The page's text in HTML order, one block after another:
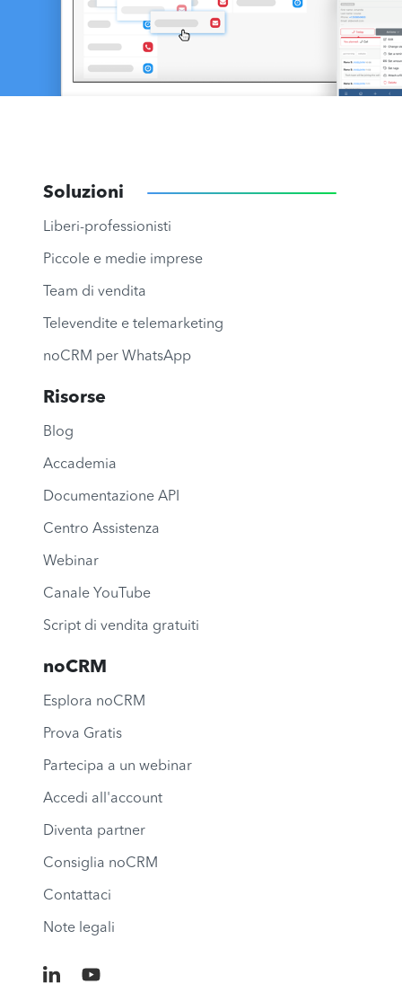
Soluzioni
Liberi-professionisti
Piccole e medie imprese
Team di vendita
Televendite e telemarketing
noCRM per WhatsApp
Risorse
Blog
Accademia
Documentazione API
Centro Assistenza
Webinar
Canale YouTube
Script di vendita gratuiti
noCRM
Esplora noCRM
Prova Gratis
Partecipa a un webinar
Accedi all'account
Diventa partner
Consiglia noCRM
Contattaci
Note legali